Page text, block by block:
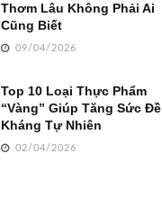
Thơm Lâu Không Phải Ai
Cũng Biết
09/04/2026
Top 10 Loại Thực Phẩm
“Vàng” Giúp Tăng Sức Đề
Kháng Tự Nhiên
02/04/2026